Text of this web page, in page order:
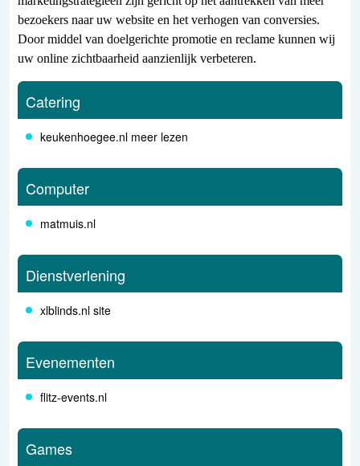
bezoekers naar uw website en het verhogen van conversies.
Door middel van doelgerichte promotie en reclame kunnen wij
uw online zichtbaarheid aanzienlijk verbeteren.
Catering
keukenhoegee.nl meer lezen
Computer
matmuis.nl
Dienstverlening
xlblinds.nl site
Evenementen
flitz-events.nl
Games